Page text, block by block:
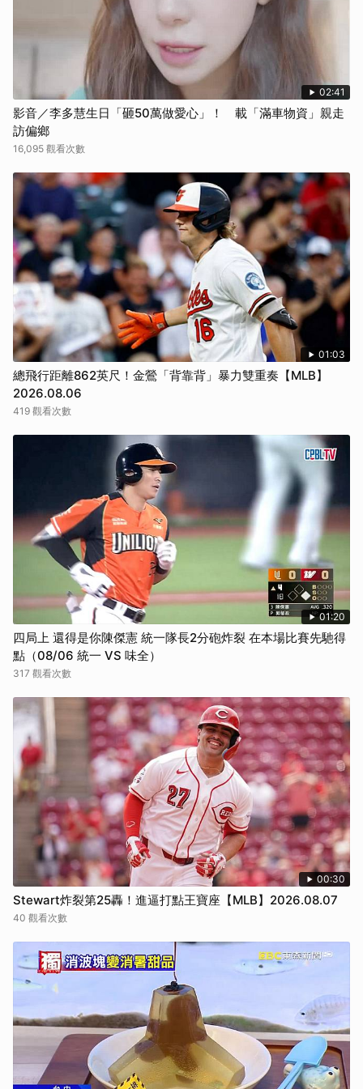
02:41
影音／李多慧生日「砸50萬做愛心」！ 載「滿車物資」親走
訪偏鄉
16,095 觀看次數
01:03
總飛行距離862英尺！金鶯「背靠背」暴力雙重奏【MLB】
2026.08.06
419 觀看次數
01:20
四局上 還得是你陳傑憲 統一隊長2分砲炸裂 在本場比賽先馳得
點（08/06 統一 VS 味全）
317 觀看次數
00:30
Stewart炸裂第25轟！進逼打點王寶座【MLB】2026.08.07
40 觀看次數